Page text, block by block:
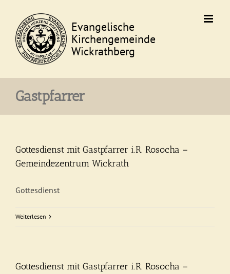
content
Gastpfarrer
Gottesdienst mit Gastpfarrer i.R. Rosocha –
Gemeindezentrum Wickrath
Gottesdienst
Weiterlesen
Gottesdienst mit Gastpfarrer i.R. Rosocha –